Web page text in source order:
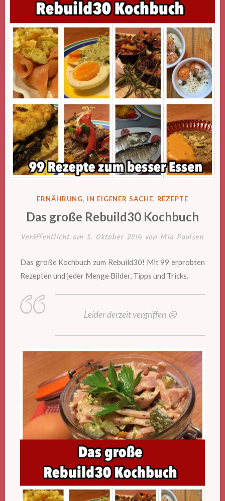
VERÖFFENTLICHT
ERNÄHRUNG, IN EIGENER SACHE, REZEPTE
Das große Rebuild30 Kochbuch
Veröffentlicht am 5. Oktober 2014 von Mia Paulsen
Das große Kochbuch zum Rebuild30! Mit 99 erprobten
Rezepten und jeder Menge Bilder, Tipps und Tricks.
Leider derzeit vergriffen 😢